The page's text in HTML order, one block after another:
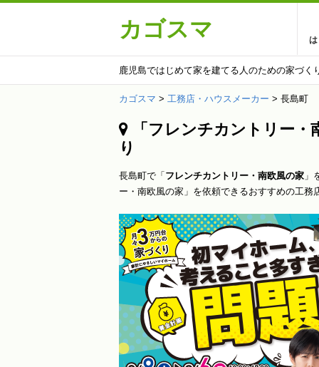
カゴスマ
鹿児島ではじめて家を建てる人のための家づく
カゴスマ > 工務店・ハウスメーカー > 長島町
「フレンチカントリー
り
長島町で「 フレンチカントリー・南欧風の家 」
ー・南欧風の家」を依頼できるおすすめの工